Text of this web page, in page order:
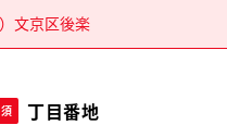
丁目番地